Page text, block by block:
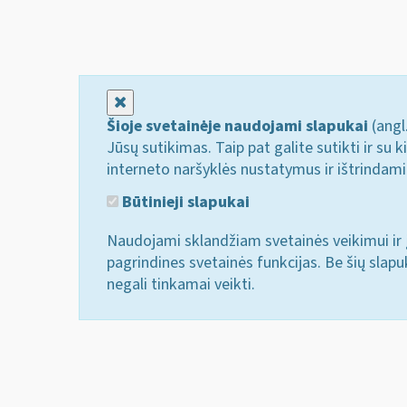
Šioje svetainėje naudojami slapukai
Jūsų sutikimas. Taip pat galite sutikti ir su
interneto naršyklės nustatymus ir
Būtinieji slapukai
Naudojami sklandžiam svetainės veikimui ir
pagrindines svetainės funkcijas. Be šių
negali tinkamai veikti.